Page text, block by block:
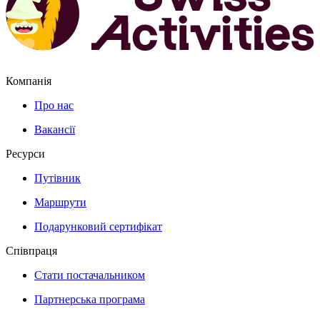
Компанія
Про нас
Вакансії
Ресурси
Путівник
Маршрути
Подарунковий сертифікат
Співпраця
Стати постачальником
Партнерська програма